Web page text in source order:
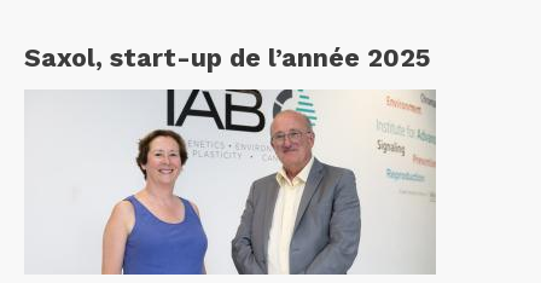
Saxol, start-up de l’année 2025